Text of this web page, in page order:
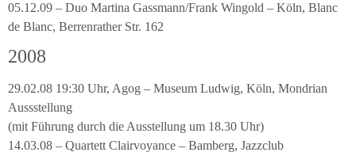
05.12.09 – Duo Martina Gassmann/Frank Wingold – Köln, Blanc
de Blanc, Berrenrather Str. 162
2008
29.02.08 19:30 Uhr, Agog – Museum Ludwig, Köln, Mondrian
Aussstellung
(mit Führung durch die Ausstellung um 18.30 Uhr)
14.03.08 – Quartett Clairvoyance – Bamberg, Jazzclub